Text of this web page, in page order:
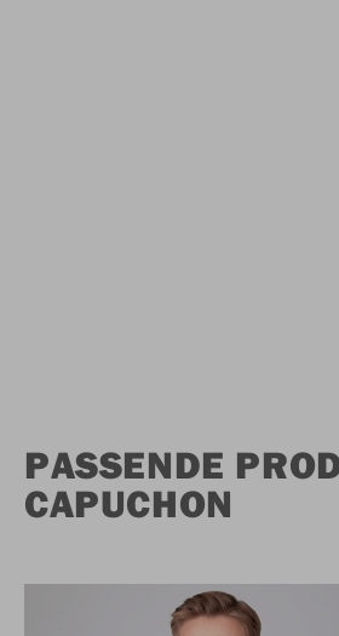
PASSENDE
CAPUCHON